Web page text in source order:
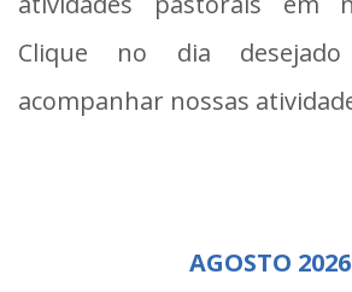
Clique no dia
acompanhar nossas